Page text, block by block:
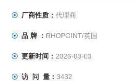
IQ Flex20 60雾影光泽仪
厂商性质： 代理商
品 牌 ： RHOPOINT/英国
更新时间： 2026-03-03
访 问 量： 3432